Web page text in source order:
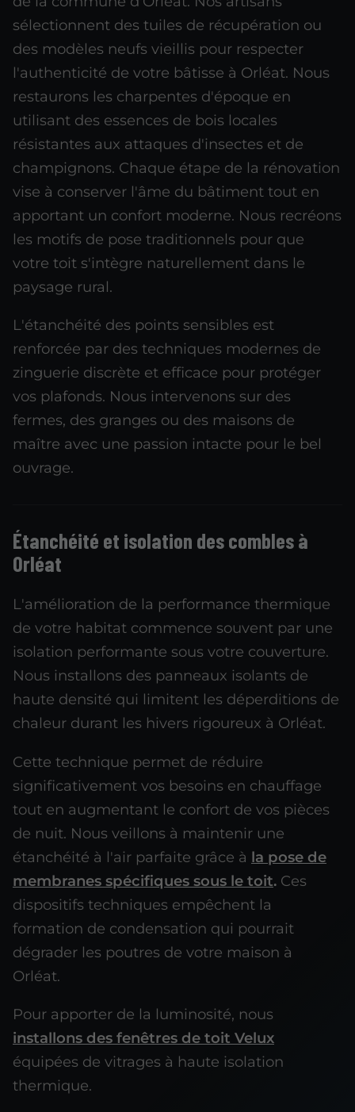
sélectionnent des tuiles de récupération ou
des modèles neufs vieillis pour respecter
l'authenticité de votre bâtisse à Orléat. Nous
restaurons les charpentes d'époque en
utilisant des essences de bois locales
résistantes aux attaques d'insectes et de
champignons. Chaque étape de la rénovation
vise à conserver l'âme du bâtiment tout en
apportant un confort moderne. Nous recréons
les motifs de pose traditionnels pour que
votre toit s'intègre naturellement dans le
paysage rural.
L'étanchéité des points sensibles est
renforcée par des techniques modernes de
zinguerie discrète et efficace pour protéger
vos plafonds. Nous intervenons sur des
fermes, des granges ou des maisons de
maître avec une passion intacte pour le bel
ouvrage.
Étanchéité et isolation des combles à
Orléat
L'amélioration de la performance thermique
de votre habitat commence souvent par une
isolation performante sous votre couverture.
Nous installons des panneaux isolants de
haute densité qui limitent les déperditions de
chaleur durant les hivers rigoureux à Orléat.
Cette technique permet de réduire
significativement vos besoins en chauffage
tout en augmentant le confort de vos pièces
de nuit. Nous veillons à maintenir une
étanchéité à l'air parfaite grâce à la pose de
membranes spécifiques sous le toit. Ces
dispositifs techniques empêchent la
formation de condensation qui pourrait
dégrader les poutres de votre maison à
Orléat.
Pour apporter de la luminosité, nous
installons des fenêtres de toit Velux
équipées de vitrages à haute isolation
thermique.